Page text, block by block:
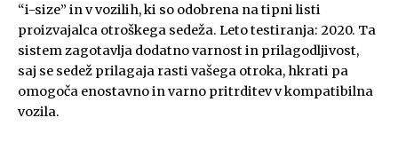
“i-size” in v vozilih, ki so odobrena na tipni listi
proizvajalca otroškega sedeža. Leto testiranja: 2020. Ta
sistem zagotavlja dodatno varnost in prilagodljivost,
saj se sedež prilagaja rasti vašega otroka, hkrati pa
omogoča enostavno in varno pritrditev v kompatibilna
vozila.